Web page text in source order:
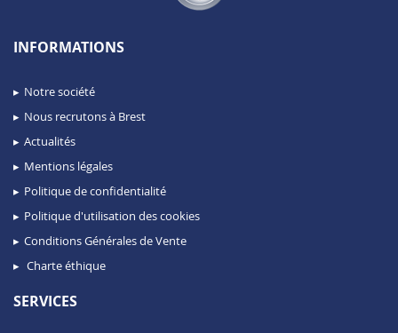
INFORMATIONS
Notre société
Nous recrutons à Brest
Actualités
Mentions légales
Politique de confidentialité
Politique d'utilisation des cookies
Conditions Générales de Vente
Charte éthique
SERVICES